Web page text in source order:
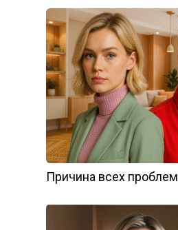
Причина всех проблем